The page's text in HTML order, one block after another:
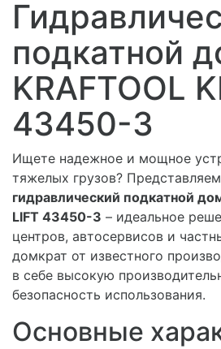
подкатной
KRAFTOOL
43450-3
Ищете надежное и мощное
тяжелых грузов?
гидравлический подкатной
LIFT 43450-3 – идеальное
центров, автосервисов и
домкрат от известного
в себе высокую
безопасность использования.
Основные